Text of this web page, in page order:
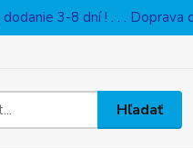
3-8 dní ! . . . Doprava
Hľadať